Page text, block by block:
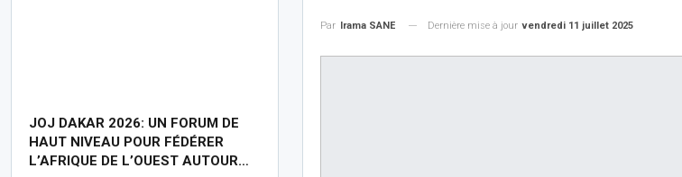
Par Irama SANE Dernière mise à jour vendredi 11 juillet 2025
JOJ DAKAR 2026: UN FORUM DE
HAUT NIVEAU POUR FÉDÉRER
L’AFRIQUE DE L’OUEST AUTOUR…